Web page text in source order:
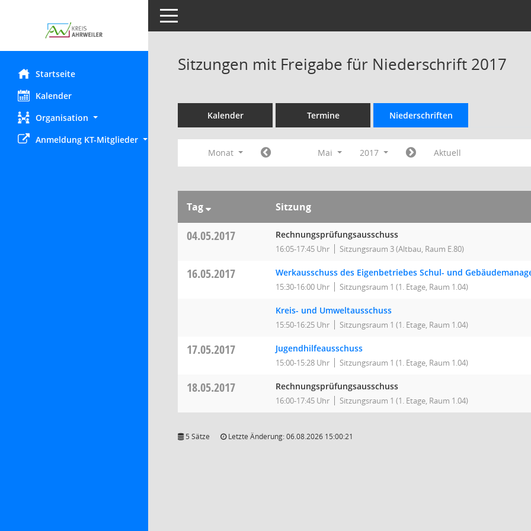
Startseite
Kalender
Organisation
Anmeldung KT-Mitglieder
Toggle navigation
Sitzungen mit Freigabe für Niederschrift 2017
Kalender Termine Niederschriften
Monat Mai 2017 Aktuell
Tag Sitzung
04.05.2017 Rechnungsprüfungsausschuss
16:05-17:45 Uhr Sitzungsraum 3 (Altbau, Raum E.80)
16.05.2017 Werkausschuss des Eigenbetriebes Schul- und
15:30-16:00 Uhr Sitzungsraum 1 (1. Etage, Raum 1.04)
Kreis- und Umweltausschuss
15:50-16:25 Uhr Sitzungsraum 1 (1. Etage, Raum 1.04)
17.05.2017 Jugendhilfeausschuss
15:00-15:28 Uhr Sitzungsraum 1 (1. Etage, Raum 1.04)
18.05.2017 Rechnungsprüfungsausschuss
16:00-17:45 Uhr Sitzungsraum 1 (1. Etage, Raum 1.04)
5 Sätze Letzte Änderung: 06.08.2026 15:00:21